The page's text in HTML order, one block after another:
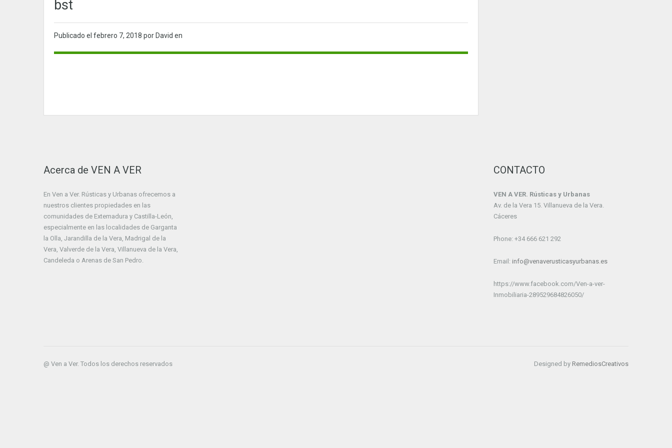
bst
Publicado el febrero 7, 2018 por David en
Acerca de VEN A VER
En Ven a Ver. Rústicas y Urbanas ofrecemos a
nuestros clientes propiedades en las
comunidades de Extemadura y Castilla-León,
especialmente en las localidades de Garganta
la Olla, Jarandilla de la Vera, Madrigal de la
Vera, Valverde de la Vera, Villanueva de la Vera,
Candeleda o Arenas de San Pedro.
CONTACTO
VEN A VER. Rústicas y Urbanas
Av. de la Vera 15. Villanueva de la Vera.
Cáceres
Phone: +34 666 621 292
Email: info@venaverusticasyurbanas.es
https://www.facebook.com/Ven-a-ver-
Inmobiliaria-289529684826050/
@ Ven a Ver. Todos los derechos reservados Designed by RemediosCreativos